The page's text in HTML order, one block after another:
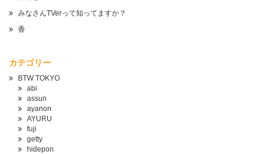
みなさんTVerって知ってますか？
香
カテゴリー
BTW TOKYO
abi
assun
ayanon
AYURU
fuji
getty
hidepon